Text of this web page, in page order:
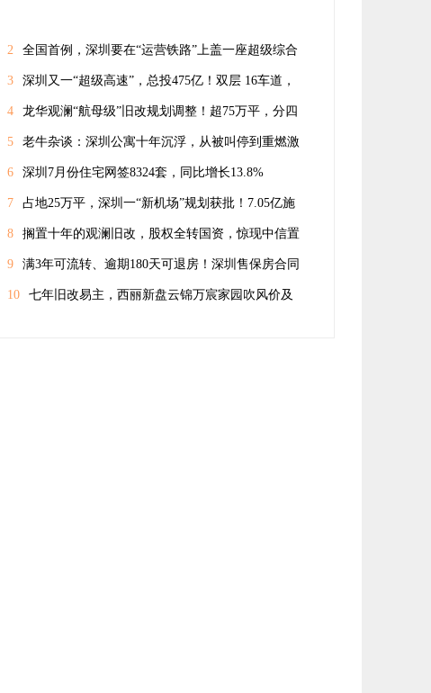
2 全国首例，深圳要在“运营铁路”上盖一座超级综合
体！
3 深圳又一“超级高速”，总投475亿！双层 16车道，
经龙岗龙华宝安
4 龙华观澜“航母级”旧改规划调整！超75万平，分四
期开发
5 老牛杂谈：深圳公寓十年沉浮，从被叫停到重燃激
情
6 深圳7月份住宅网签8324套，同比增长13.8%
7 占地25万平，深圳一“新机场”规划获批！7.05亿施
工合同落定
8 搁置十年的观澜旧改，股权全转国资，惊现中信置
业身影
9 满3年可流转、逾期180天可退房！深圳售保房合同
征求意见
10 七年旧改易主，西丽新盘云锦万宸家园吹风价及